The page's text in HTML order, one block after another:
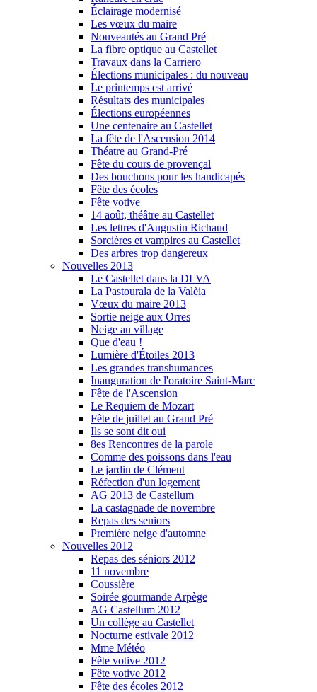
Éclairage modernisé
Les vœux du maire
Nouveautés au Grand Pré
La fibre optique au Castellet
Travaux dans la Carriero
Élections municipales : du nouveau
Le printemps est arrivé
Résultats des municipales
Élections européennes
Une centenaire au Castellet
La fête de l'Ascension 2014
Théatre au Grand-Pré
Fête du cours de provençal
Des bouchons pour les handicapés
Fête des écoles
Fête votive
14 août, théâtre au Castellet
Les lettres d'Augustin Richaud
Sorcières et vampires au Castellet
Des arbres trop dangereux
Nouvelles 2013
Le Castellet dans la DLVA
La Pastourala de la Valèia
Vœux du maire 2013
Sortie neige aux Orres
Neige au village
Que d'eau !
Lumière d'Étoiles 2013
Les grandes transhumances
Inauguration de l'oratoire Saint-Marc
Fête de l'Ascension
Le Requiem de Mozart
Fête de juillet au Grand Pré
Ils se sont dit oui
8es Rencontres de la parole
Comme des poissons dans l'eau
Le jardin de Clément
Réfection d'un logement
AG 2013 de Castellum
La castagnade de novembre
Repas des seniors
Première neige d'automne
Nouvelles 2012
Repas des séniors 2012
11 novembre
Coussière
Soirée gourmande Arpège
AG Castellum 2012
Un collège au Castellet
Nocturne estivale 2012
Mme Météo
Fête votive 2012
Fête votive 2012
Fête des écoles 2012